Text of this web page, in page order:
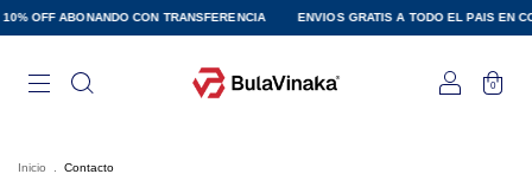
ABONANDO CON TRANSFERENCIA ENVIOS GRATIS A TODO EL PAIS EN COMPRA
0
Inicio Contacto